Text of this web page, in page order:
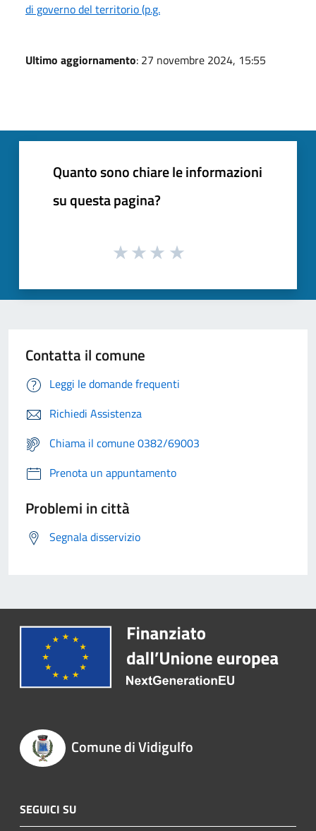
di governo del territorio (p.g.
Ultimo aggiornamento: 27 novembre 2024, 15:55
Quanto sono chiare le informazioni
su questa pagina?
Contatta il comune
Leggi le domande frequenti
Richiedi Assistenza
Chiama il comune 0382/69003
Prenota un appuntamento
Problemi in città
Segnala disservizio
Comune di Vidigulfo
SEGUICI SU